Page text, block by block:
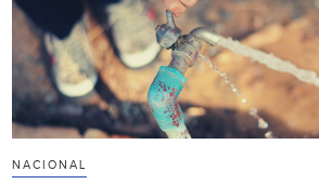
NACIONAL